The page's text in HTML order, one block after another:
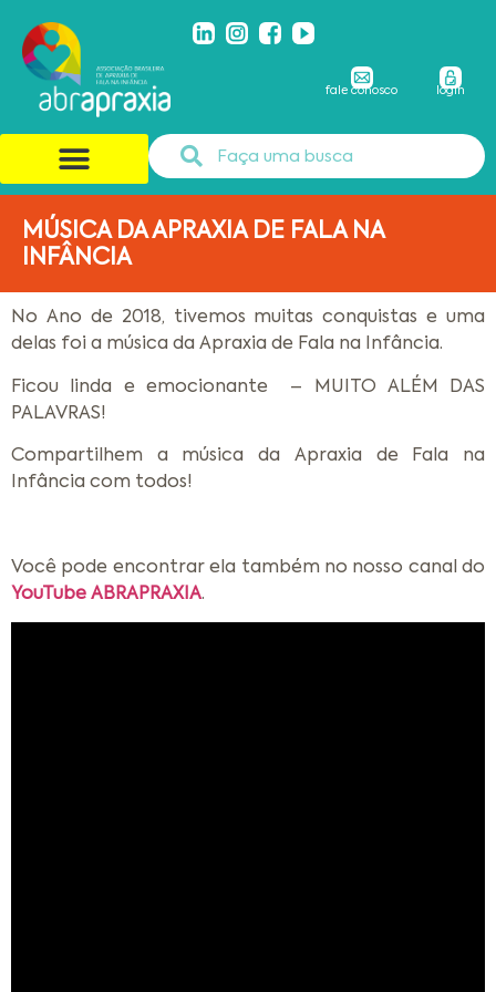
fale conosco login
MÚSICA DA APRAXIA DE FALA NA
INFÂNCIA
No Ano de 2018, tivemos muitas conquistas e uma
delas foi a música da Apraxia de Fala na Infância.
Ficou linda e emocionante – MUITO ALÉM DAS
PALAVRAS!
Compartilhem a música da Apraxia de Fala na
Infância com todos!
Você pode encontrar ela também no nosso canal do
YouTube ABRAPRAXIA.